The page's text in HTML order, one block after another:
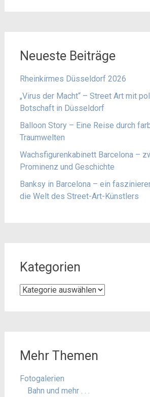
Neueste Beiträge
Rheinkirmes Düsseldorf 2026
„Virus der Macht“ – Street Art mit
Botschaft in Düsseldorf
Balloon Story – Eine Reise durch
Traumwelten
Wachsfigurenkabinett Barcelona –
Prominenz und Geschichte
Banksy in Barcelona – ein
die Welt des Street-Art-Künstlers
Kategorien
Kategorien
Mehr Themen
Fotogalerien
Bahn und mehr . . .